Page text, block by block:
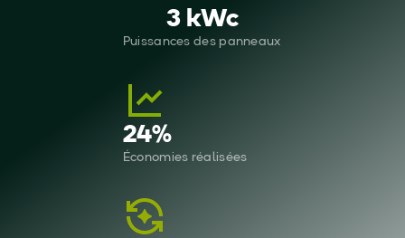
3 kWc
Puissances des panneaux
24%
Économies réalisées